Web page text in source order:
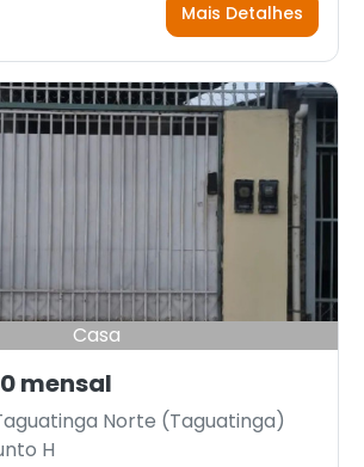
Mais Detalhes
Casa
mensal
Norte (Taguatinga)
H